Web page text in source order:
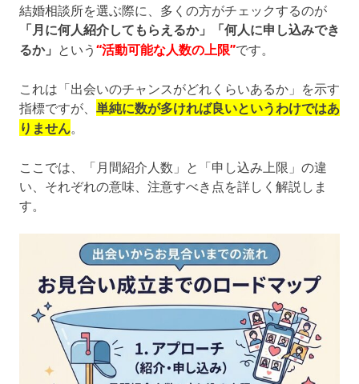
結婚相談所を選ぶ際に、多くの方がチェックするのが
「月に何人紹介してもらえるか」「何人に申し込みでき
るか」 という “活動可能な人数の上限”です。
これは「出会いのチャンスがどれくらいあるか」を示す
指標ですが、 単純に数が多ければ良いというわけではあ
りません
ここでは、「月間紹介人数」と「申し込み上限」の違
い、それぞれの意味、注意すべき点を詳しく解説しま
す。